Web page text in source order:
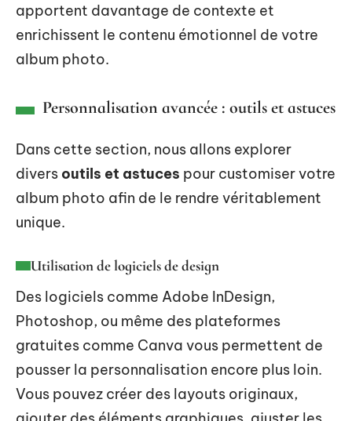
apportent davantage de contexte et
enrichissent le contenu émotionnel de votre
album photo.
Personnalisation avancée : outils et astuces
Dans cette section, nous allons explorer
divers outils et astuces pour customiser votre
album photo afin de le rendre véritablement
unique.
Utilisation de logiciels de design
Des logiciels comme Adobe InDesign,
Photoshop, ou même des plateformes
gratuites comme Canva vous permettent de
pousser la personnalisation encore plus loin.
Vous pouvez créer des layouts originaux,